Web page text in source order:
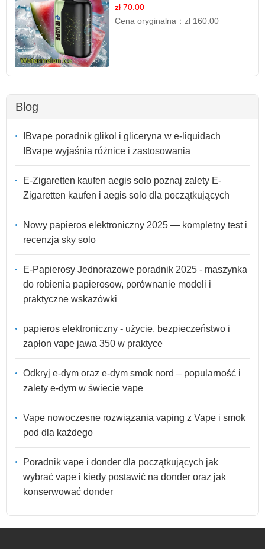
Jednorazowy
zł 70.00
Cena oryginalna：zł 160.00
Blog
IBvape poradnik glikol i gliceryna w e-liquidach
IBvape wyjaśnia różnice i zastosowania
E-Zigaretten kaufen aegis solo poznaj zalety E-
Zigaretten kaufen i aegis solo dla początkujących
Nowy papieros elektroniczny 2025 — kompletny test i
recenzja sky solo
E-Papierosy Jednorazowe poradnik 2025 - maszynka
do robienia papierosow, porównanie modeli i
praktyczne wskazówki
papieros elektroniczny - użycie, bezpieczeństwo i
zapłon vape jawa 350 w praktyce
Odkryj e-dym oraz e-dym smok nord – popularność i
zalety e-dym w świecie vape
Vape nowoczesne rozwiązania vaping z Vape i smok
pod dla każdego
Poradnik vape i donder dla początkujących jak
wybrać vape i kiedy postawić na donder oraz jak
konserwować donder